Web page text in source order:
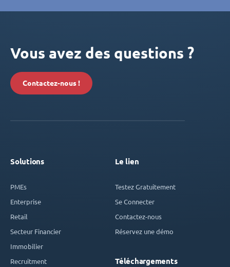
Vous avez des questions ?
Contactez-nous !
Solutions
PMEs
Enterprise
Retail
Secteur Financier
Immobilier
Recruitment
Le lien
Testez Gratuitement
Se Connecter
Contactez-nous
Réservez une démo
Téléchargements